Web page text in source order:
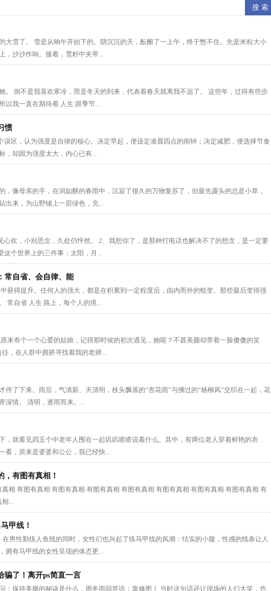
大雪了。 雪是从晌午开始下的。阴沉沉的天，酝酿了一上午，终于憋不住。先是米粒大小
，沙沙作响。接着，雪籽中夹带...
。 倒不是我喜欢寒冷，而是冬天的到来，代表着春天就离我不远了。 这些年，过得有些步
以我一直在期待着 人生 跟季节...
惯
误区，认为强度是自律的核心。决定早起，便设定凌晨四点的闹钟；决定减肥，便选择节食
却因为强度太大，内心已有...
，像母亲的手，在润如酥的春雨中，沉寂了很久的万物复苏了，但最先露头的总是小草，
出来，为山野铺上一层绿色，充...
心欢，小别思念，久处仍怦然。 2、我想你了，是那种打电话也解决不了的想念，是一定要
这个世界上的三件事：太阳，月...
常自省、会自律、能
获得提升。任何人的强大，都是在积累到一定程度后，由内而外的蜕变。那些最后变得强
常自省 人生 路上，每个人的境...
来有个一个心爱的姑娘，记得那时候的初次遇见，她呢？不甚美颜却带着一脸傻傻的笑
，在人群中拥挤寻找着我的老师...
停了下来。雨后，气清新、天清明，枝头飘落的“杏花雨”与拂过的“杨柳风”交织在一起，花
深情。 清明，逐雨而来。...
，就看见四五个中老年人围在一起叽叽喳喳说着什么。其中，有两位老人穿着鲜艳的衣
看，原来是婆婆和公公，我已经快...
，有图有真相！
相 有图有真相 有图有真相 有图有真相 有图有真相 有图有真相 有图有真相 有图有真相 有
相...
甲线！
在男性勤练人鱼线的同时，女性们也兴起了练马甲线的风潮：结实的小腹，性感的线条让人
拥有马甲线的女性呈现的体态更...
骗了！离开ps简直一言
：保持美腿的秘诀是什么，周冬雨回答说：靠修图！ 当时这句话还让现场的人们大笑，也